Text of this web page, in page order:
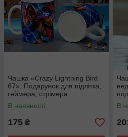
Чашка «Crazy Lightning Bird
67». Подарунок для підлітка,
геймера, стрімера
В наявності
175 ₴
В